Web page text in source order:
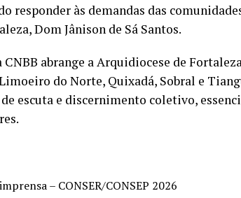
responder às demandas das
Dom Jânison de Sá Santos.
abrange a Arquidiocese de
do Norte, Quixadá, Sobral e
escuta e discernimento coletivo,
– CONSER/CONSEP 2026